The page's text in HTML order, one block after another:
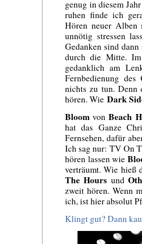
genug in diesem
ruhen finde ich
Hören neuer Alben
unnötig stressen
Gedanken sind
durch die Mitte.
gedanklich am
Fernbedienung
nichts zu tun. Denn
hören. Wie Dark
Bloomvon Beach
hat das Ganze
Fernsehen, dafür
Ich sag nur: TV On
hören lassen wie
verträumt. Wie hieß
The Hours und
zweit hören. Wenn
ich, ist hier absolut
Klingt gut? Dann